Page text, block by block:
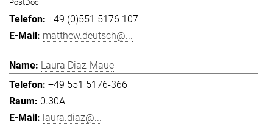
PostDoc
+49 (0)551 5176 107
matthew.deutsch@...
Laura Diaz-Maue
+49 551 5176-366
0.30A
laura.diaz@...